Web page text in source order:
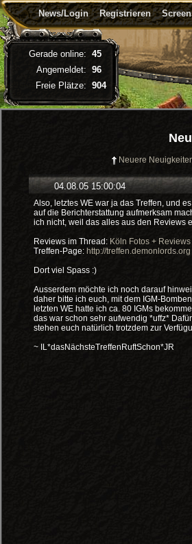
News/Login Registrieren
Neuere
04.08.05 15:00:04
Also, letztes WE war ja das Treffen, und
auf die Berichterstattung aufmerksam
ich nicht, weil das alles aus den Reviews
Reviews im Thread: Köln Fotos + Reviews
Treffen-Page: http://treffen.demonlords.org
Dort viel Spass :)
Ausserdem möchte ich noch darauf
daher bitte ich euch, mit dem IGM-
letzten WE hatte ich ca. 80 IGMs
das war schon sehr aufwendig *uffz*
stehen euch natürlich trotzdem zur
~ IL*dasNächsteTreffenRuftSchon*JR
Gerade online: 45
Angemeldet: 96
Freie Plätze: 904